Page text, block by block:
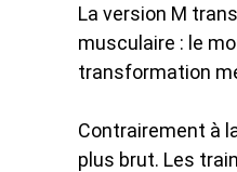
La version M
musculaire : le
transformation
Contrairement à
plus brut. Les